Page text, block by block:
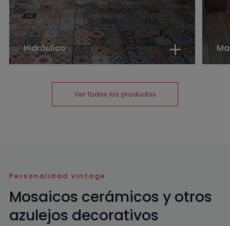
Hidráulico
Ver todos los productos
Personalidad vintage
Mosaicos cerámicos y otros
azulejos decorativos